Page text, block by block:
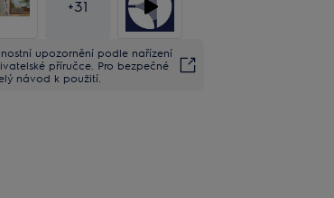
+31
upozornění podle nařízení
příručce. Pro bezpečné
návod k použití.